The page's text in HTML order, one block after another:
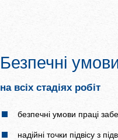
Безпечні
на всіх стадіях робіт
безпечні умови праці
надійні точки підвісу з